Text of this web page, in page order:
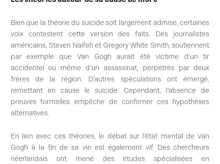
Bien que la théorie du suicide soit largement admise, certaines
voix contestent cette version des faits. Des journalistes
américains, Steven Naifeh et Gregory White Smith, soutiennent
par exemple que Van Gogh aurait été victime d’un tir
accidentel ou même d’un assassinat, perpétrés par deux
frères de la région. D’autres spéculations ont émergé,
remettant en cause le suicide. Cependant, l’absence de
preuves formelles empêche de confirmer ces hypothèses
alternatives.
En lien avec ces théories, le débat sur l’état mental de Van
Gogh à la fin de sa vie est également vif. Des chercheurs
néerlandais ont mené des études spécialisées en